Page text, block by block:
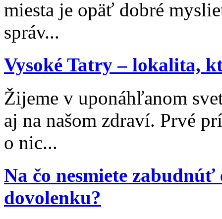
miesta je opäť dobré
správ...
Vysoké Tatry – lokalita,
Žijeme v uponáhľanom
aj na našom zdraví. Prvé
o nic...
Na čo nesmiete zabudnúť
dovolenku?